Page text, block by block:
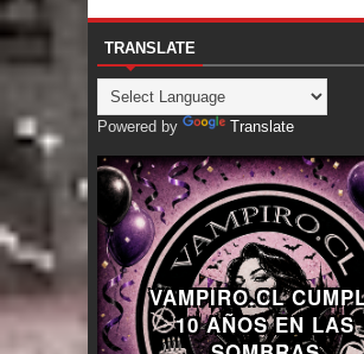
TRANSLATE
Powered by Translate
VAMPIRO.CL
10 AÑOS EN LAS